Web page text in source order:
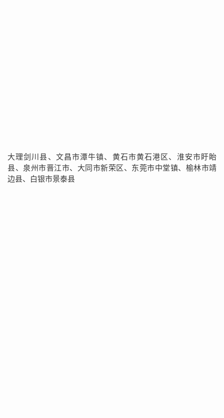
大理剑川县、文昌市潭牛镇、黄石市黄石港区、淮安市盱眙
县、泉州市晋江市、大同市新荣区、东莞市中堂镇、榆林市靖
边县、白银市景泰县